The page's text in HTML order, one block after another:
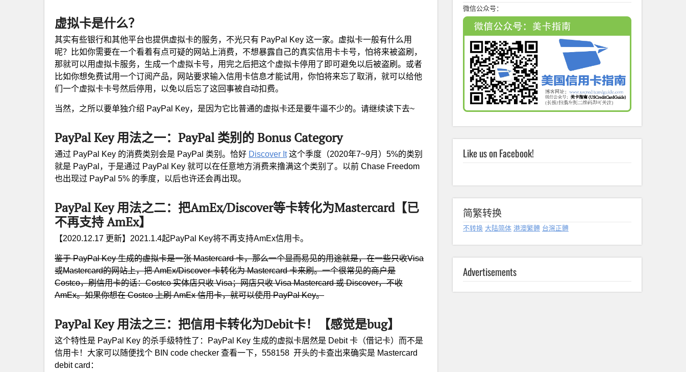
虚拟卡是什么？
其实有些银行和其他平台也提供虚拟卡的服务，不光只有 PayPal Key 这一家。虚拟卡一般有什么用
呢？比如你需要在一个看着有点可疑的网站上消费，不想暴露自己的真实信用卡卡号，怕将来被盗刷，
那就可以用虚拟卡服务，生成一个虚拟卡号，用完之后把这个虚拟卡停用了即可避免以后被盗刷。或者
比如你想免费试用一个订阅产品，网站要求输入信用卡信息才能试用，你怕将来忘了取消，就可以给他
们一个虚拟卡卡号然后停用，以免以后忘了这回事被自动扣费。
当然，之所以要单独介绍 PayPal Key，是因为它比普通的虚拟卡还是要牛逼不少的。请继续读下去~
PayPal Key 用法之一：PayPal 类别的 Bonus Category
通过 PayPal Key 的消费类别会是 PayPal 类别。恰好 Discover It这个季度（2020年7~9月）5%的类别
就是 PayPal，于是通过 PayPal Key 就可以在任意地方消费来撸满这个类别了。以前 Chase Freedom
也出现过 PayPal 5% 的季度，以后也许还会再出现。
PayPal Key 用法之二：把AmEx/Discover等卡转化为Mastercard【已
不再支持 AmEx】
【2020.12.17 更新】2021.1.4起PayPal Key将不再支持AmEx信用卡。
鉴于 PayPal Key 生成的虚拟卡是一张 Mastercard 卡，那么一个显而易见的用途就是，在一些只收Visa
或Mastercard的网站上，把 AmEx/Discover 卡转化为 Mastercard 卡来刷。一个很常见的商户是
Costco，刷信用卡的话：Costco 实体店只收 Visa；网店只收 Visa Mastercard 或 Discover，不收
AmEx。如果你想在 Costco 上刷 AmEx 信用卡，就可以使用 PayPal Key。
PayPal Key 用法之三：把信用卡转化为Debit卡！【感觉是bug】
这个特性是 PayPal Key 的杀手级特性了：PayPal Key 生成的虚拟卡居然是 Debit 卡（借记卡）而不是
信用卡！大家可以随便找个 BIN code checker 查看一下，558158 开头的卡查出来确实是 Mastercard
debit card：
微信公众号：
Like us on Facebook!
简繁转换
不转换 大陆简体 港澳繁體 台灣正體
Advertisements